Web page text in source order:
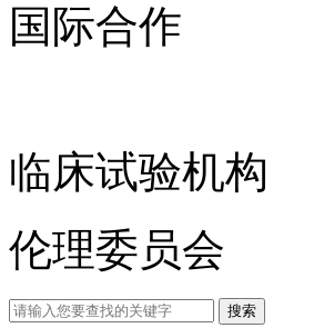
国际合作
临床试验机构
伦理委员会